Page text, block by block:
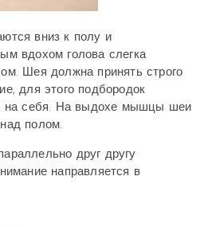
вниз к полу и
вдохом голова слегка
Шея должна принять строго
для этого подбородок
на себя. На выдохе мышцы шеи
полом.
друг другу
направляется в